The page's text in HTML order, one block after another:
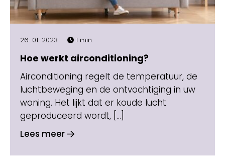
26-01-2023 1 min.
Hoe werkt airconditioning?
Airconditioning regelt de temperatuur, de
luchtbeweging en de ontvochtiging in uw
woning. Het lijkt dat er koude lucht
geproduceerd wordt, […]
Lees meer